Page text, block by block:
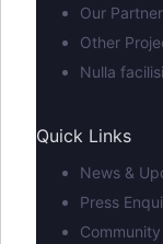
Our
Other
Nulla
Quick Links
News &
Press
Community